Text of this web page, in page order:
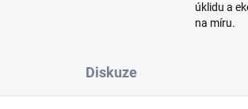
úklidu a
na míru.
Diskuze